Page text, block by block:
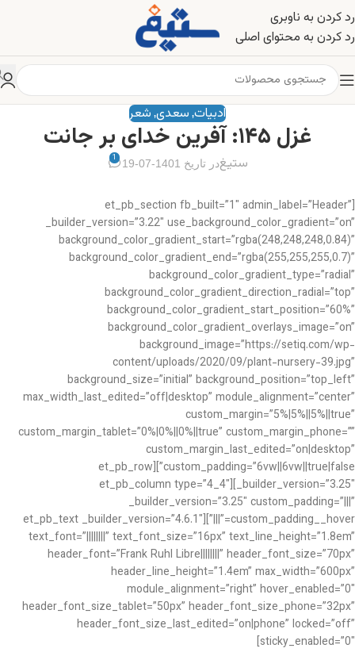
رد کردن به ناوبری
رد کردن به محتوای اصلی
ادبیات, سعدی, شعر
غزل ۱۴۵: آفرین خدای بر جانت
ستیغدر تاریخ 1401-07-19 1
[et_pb_section fb_built=”1″ admin_label=”Header”
_builder_version=”3.22″ use_background_color_gradient=”on”
background_color_gradient_start=”rgba(248,248,248,0.84)”
background_color_gradient_end=”rgba(255,255,255,0.7)”
background_color_gradient_type=”radial”
background_color_gradient_direction_radial=”top”
background_color_gradient_start_position=”60%”
background_color_gradient_overlays_image=”on”
background_image=”https://setiq.com/wp-
content/uploads/2020/09/plant-nursery-39.jpg”
background_size=”initial” background_position=”top_left”
max_width_last_edited=”off|desktop” module_alignment=”center”
custom_margin=”5%|5%||5%||true”
custom_margin_tablet=”0%|0%||0%||true” custom_margin_phone=””
custom_margin_last_edited=”on|desktop”
custom_padding=”6vw||6vw||true|false”][et_pb_row
_builder_version=”3.25″][et_pb_column type=”4_4″
_builder_version=”3.25″ custom_padding=”|||”
custom_padding__hover=”|||”][et_pb_text _builder_version=”4.6.1″
text_font=”||||||||” text_font_size=”16px” text_line_height=”1.8em”
header_font=”Frank Ruhl Libre||||||||” header_font_size=”70px”
header_line_height=”1.4em” max_width=”600px”
module_alignment=”right” hover_enabled=”0″
header_font_size_tablet=”50px” header_font_size_phone=”32px”
header_font_size_last_edited=”on|phone” locked=”off”
sticky_enabled=”0″]